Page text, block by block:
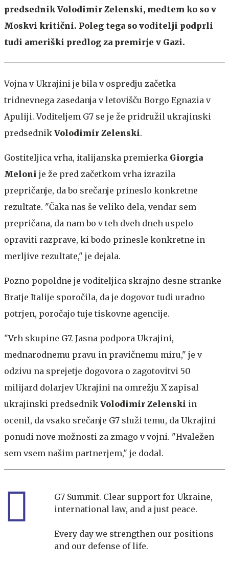
predsednik Volodimir Zelenski, medtem ko so v
Moskvi kritični. Poleg tega so voditelji podprli
tudi ameriški predlog za premirje v Gazi.
Vojna v Ukrajini je bila v ospredju začetka
tridnevnega zasedanja v letovišču Borgo Egnazia v
Apuliji. Voditeljem G7 se je že pridružil ukrajinski
predsednik Volodimir Zelenski.
Gostiteljica vrha, italijanska premierka Giorgia
Meloni je že pred začetkom vrha izrazila
prepričanje, da bo srečanje prineslo konkretne
rezultate. "Čaka nas še veliko dela, vendar sem
prepričana, da nam bo v teh dveh dneh uspelo
opraviti razprave, ki bodo prinesle konkretne in
merljive rezultate," je dejala.
Pozno popoldne je voditeljica skrajno desne stranke
Bratje Italije sporočila, da je dogovor tudi uradno
potrjen, poročajo tuje tiskovne agencije.
"Vrh skupine G7. Jasna podpora Ukrajini,
mednarodnemu pravu in pravičnemu miru," je v
odzivu na sprejetje dogovora o zagotovitvi 50
milijard dolarjev Ukrajini na omrežju X zapisal
ukrajinski predsednik Volodimir Zelenski in
ocenil, da vsako srečanje G7 služi temu, da Ukrajini
ponudi nove možnosti za zmago v vojni. "Hvaležen
sem vsem našim partnerjem," je dodal.
G7 Summit. Clear support for Ukraine,
international law, and a just peace.
Every day we strengthen our positions
and our defense of life.